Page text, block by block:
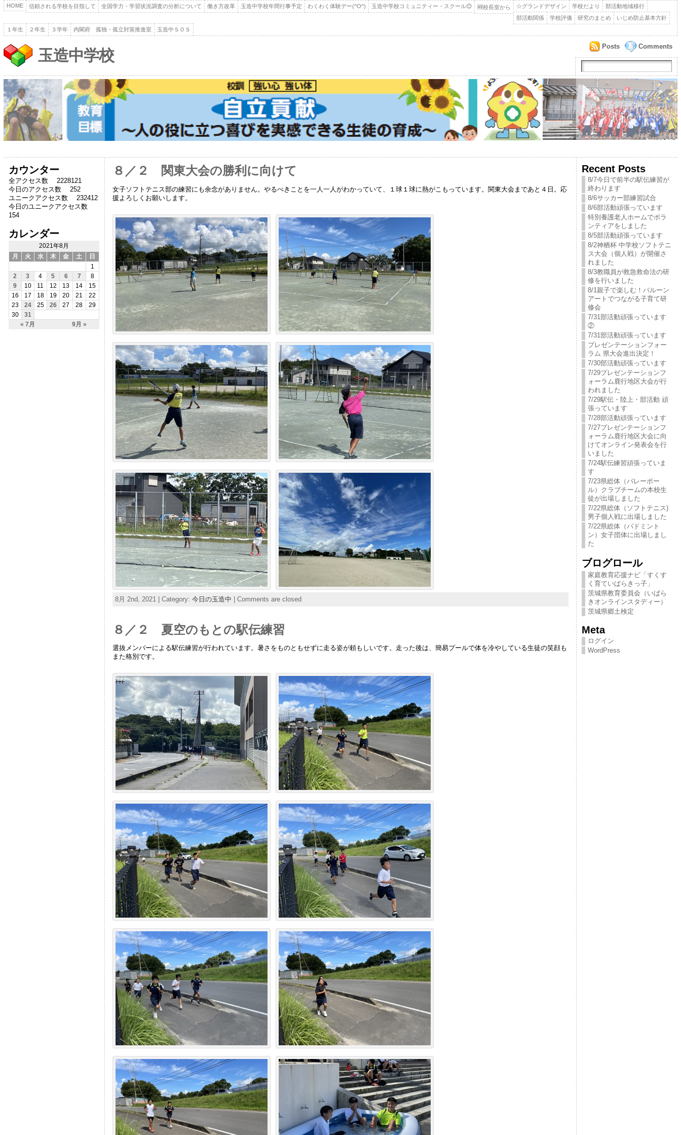
HOME 信頼される学校を目指して 全国学力・学習状況調査の分析について 働き方改革 玉造中学校年間行事予定 わくわく体験デー(^O^) 玉造中学校コミュニティー・スクール😊 🆕校長室から ☆グランドデザイン 学校だより
部活動地域移行
部活動関係
学校評価 研究のまとめ
いじめ防止基本方針
１年生
２年生 ３学年 内閣府 孤独・孤立対策推進室 玉造中ＳＯＳ
玉造中学校
Comments
Posts
カウンター
全アクセス数 2228121
今日のアクセス数 252
ユニークアクセス数 232412
今日のユニークアクセス数
154
カレンダー
2021年8月
月
火 水 木 金 土 日
« 7月 9月 »
1
2
3 4 5 6 7
8
9
10 11 12 13 14
15
16
17 18 19 20 21
22
23
24 25 26 27 28
29
30
31
８／２ 関東大会の勝利に向けて
女子ソフトテニス部の練習にも余念がありません。やるべきことを一人一人がわかっていて、１球１球に熱がこもっています。関東大会まであと４日。応
援よろしくお願いします。
8月 2nd, 2021 | Category: 今日の玉造中 | Comments are closed
８／２ 夏空のもとの駅伝練習
選抜メンバーによる駅伝練習が行われています。暑さをものともせずに走る姿が頼もしいです。走った後は、簡易プールで体を冷やしている生徒の笑顔も
また格別です。
Recent Posts
8/7今日で前半の駅伝練習が
終わります
8/6サッカー部練習試合
8/6部活動頑張っています
特別養護老人ホームでボラ
ンティアをしました
8/5部活動頑張っています
8/2神栖杯 中学校ソフトテニ
ス大会（個人戦）が開催さ
れました
8/3教職員が救急救命法の研
修を行いました
8/1親子で楽しむ！バルーン
アートでつながる子育て研
修会
7/31部活動頑張っています
②
7/31部活動頑張っています
プレゼンテーションフォー
ラム 県大会進出決定！
7/30部活動頑張っています
7/29プレゼンテーションフ
ォーラム鹿行地区大会が行
われました
7/29駅伝・陸上・部活動 頑
張っています
7/28部活動頑張っています
7/27プレゼンテーションフ
ォーラム鹿行地区大会に向
けてオンライン発表会を行
いました
7/24駅伝練習頑張っていま
す
7/23県総体（バレーボー
ル）クラブチームの本校生
徒が出場しました
7/22県総体（ソフトテニス)
男子個人戦に出場しました
7/22県総体（バドミント
ン）女子団体に出場しまし
た
ブログロール
家庭教育応援ナビ「すくす
く育ていばらきっ​子」
茨城県教育委員会（いばら
きオンラインスタディー）
茨城県郷土検定
Meta
ログイン
WordPress